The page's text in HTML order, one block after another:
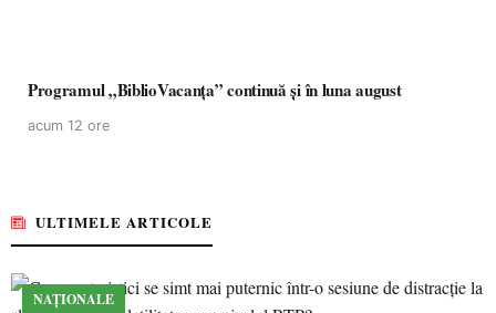
Programul „BiblioVacanța” continuă și în luna august
acum 12 ore
ULTIMELE ARTICOLE
NAȚIONALE